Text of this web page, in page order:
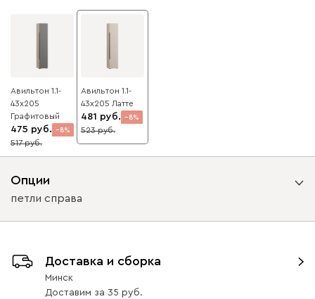
Авильтон 1.1-
43x205
Графитовый
475 8
517
Авильтон 1.1-
43x205 Латте
481 8
523
Опции
петли справа
петли слева петли справа
Доставка и сборка
Минск
Доставим за 35